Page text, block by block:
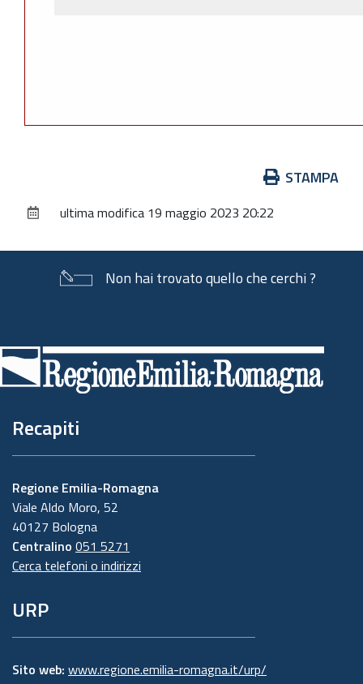
documento
STAMPA
ultima modifica 19 maggio 2023 20:22
Non hai trovato quello che cerchi ?
di
pagina
Recapiti
Regione Emilia-Romagna
Viale Aldo Moro, 52
40127 Bologna
Centralino 051 5271
Cerca telefoni o indirizzi
URP
Sito web: www.regione.emilia-romagna.it/urp/